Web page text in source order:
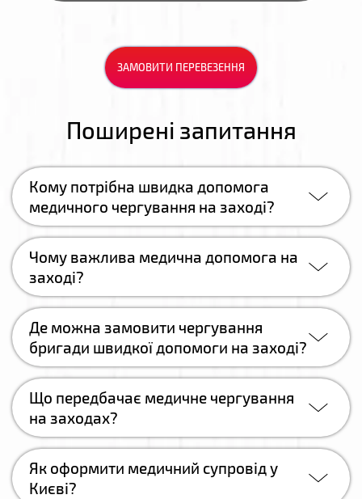
ЗАМОВИТИ ПЕРЕВЕЗЕННЯ
Поширені запитання
Кому потрібна швидка допомога
медичного чергування на заході?
Чому важлива медична допомога на
заході?
Де можна замовити чергування
бригади швидкої допомоги на заході?
Що передбачає медичне чергування
на заходах?
Як оформити медичний супровід у
Києві?